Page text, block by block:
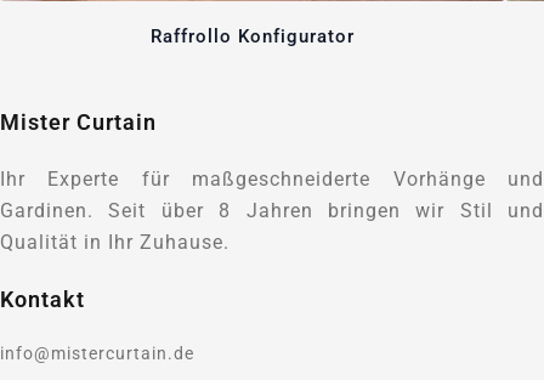
Raffrollo Konfigurator
Mister Curtain
Ihr Experte für maßgeschneiderte Vorhänge und
Gardinen. Seit über 8 Jahren bringen wir Stil und
Qualität in Ihr Zuhause.
Kontakt
info@mistercurtain.de